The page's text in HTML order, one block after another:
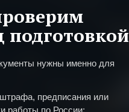
подготовкой
нужны именно для
штрафа, предписания или